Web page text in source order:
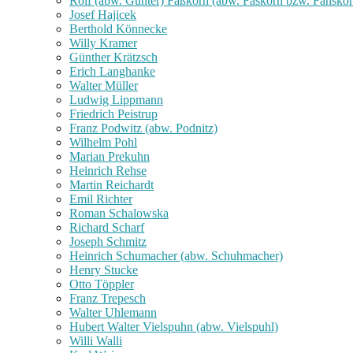
Josef Hajicek
Berthold Könnecke
Willy Kramer
Günther Krätzsch
Erich Langhanke
Walter Müller
Ludwig Lippmann
Friedrich Peistrup
Franz Podwitz (abw. Podnitz)
Wilhelm Pohl
Marian Prekuhn
Heinrich Rehse
Martin Reichardt
Emil Richter
Roman Schalowska
Richard Scharf
Joseph Schmitz
Heinrich Schumacher (abw. Schuhmacher)
Henry Stucke
Otto Töppler
Franz Trepesch
Walter Uhlemann
Hubert Walter Vielspuhn (abw. Vielspuhl)
Willi Walli